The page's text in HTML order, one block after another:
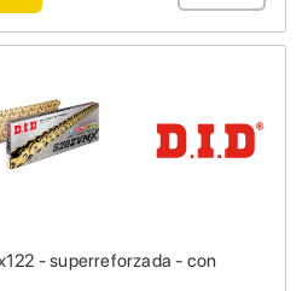
- superreforzada - con